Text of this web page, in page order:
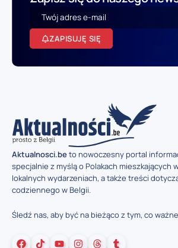
ZAPISUJĘ SIĘ
Aktualnosci.beto nowoczesny portal
specjalnie z myślą o Polakach mieszkających
lokalnych wydarzeniach, a także treści
codziennego w Belgii.
Śledź nas, aby być na bieżąco z tym, co